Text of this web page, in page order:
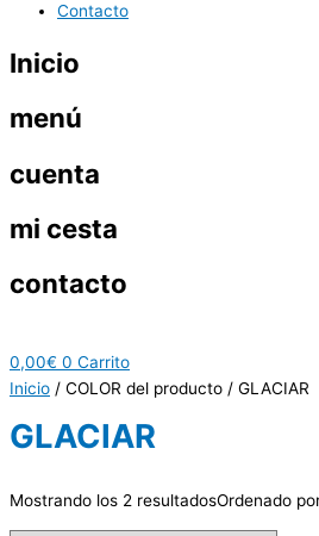
Contacto
Inicio
menú
cuenta
mi cesta
contacto
0,00€ 0 Carrito
Inicio / COLOR del producto / GLACIAR
GLACIAR
Mostrando los 2 resultadosOrdenado